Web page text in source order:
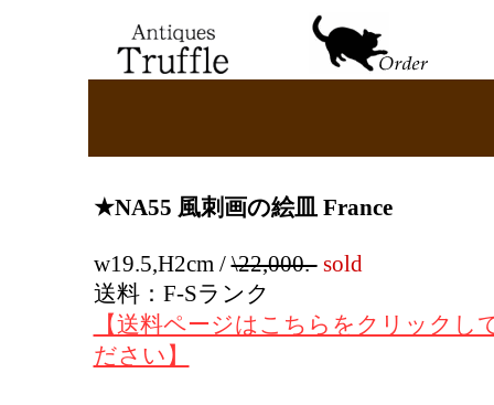
★NA55 風刺画の絵皿 France
w19.5,H2cm /\22,000.- sold
送料：F-Sランク
【送料ページはこちらをクリックし
ださい】